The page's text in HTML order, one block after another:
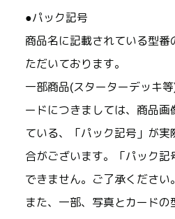
●パック記号
商品名に記載されている型番
ただいております。
一部商品(スターターデッキ
ードにつきましては、商品画
ている、「パック記号」が実
合がございます。「パック記
できません。ご了承ください。
また、一部、写真とカード